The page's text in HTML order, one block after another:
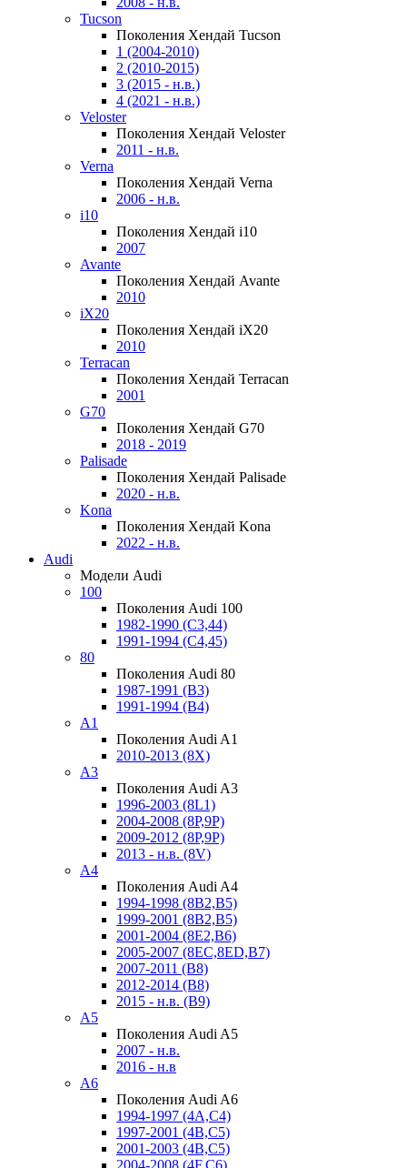
Tucson
Поколения Хендай Tucson
1 (2004-2010)
2 (2010-2015)
3 (2015 - н.в.)
4 (2021 - н.в.)
Veloster
Поколения Хендай Veloster
2011 - н.в.
Verna
Поколения Хендай Verna
2006 - н.в.
i10
Поколения Хендай i10
2007
Avante
Поколения Хендай Avante
2010
iX20
Поколения Хендай iX20
2010
Terracan
Поколения Хендай Terracan
2001
G70
Поколения Хендай G70
2018 - 2019
Palisade
Поколения Хендай Palisade
2020 - н.в.
Kona
Поколения Хендай Kona
2022 - н.в.
Audi
Модели Audi
100
Поколения Audi 100
1982-1990 (С3,44)
1991-1994 (С4,45)
80
Поколения Audi 80
1987-1991 (B3)
1991-1994 (B4)
A1
Поколения Audi A1
2010-2013 (8X)
A3
Поколения Audi A3
1996-2003 (8L1)
2004-2008 (8P,9P)
2009-2012 (8P,9P)
2013 - н.в. (8V)
A4
Поколения Audi A4
1994-1998 (8B2,B5)
1999-2001 (8B2,B5)
2001-2004 (8E2,B6)
2005-2007 (8EC,8ED,B7)
2007-2011 (B8)
2012-2014 (B8)
2015 - н.в. (B9)
A5
Поколения Audi A5
2007 - н.в.
2016 - н.в
A6
Поколения Audi A6
1994-1997 (4A,C4)
1997-2001 (4B,C5)
2001-2003 (4B,C5)
2004-2008 (4F,C6)